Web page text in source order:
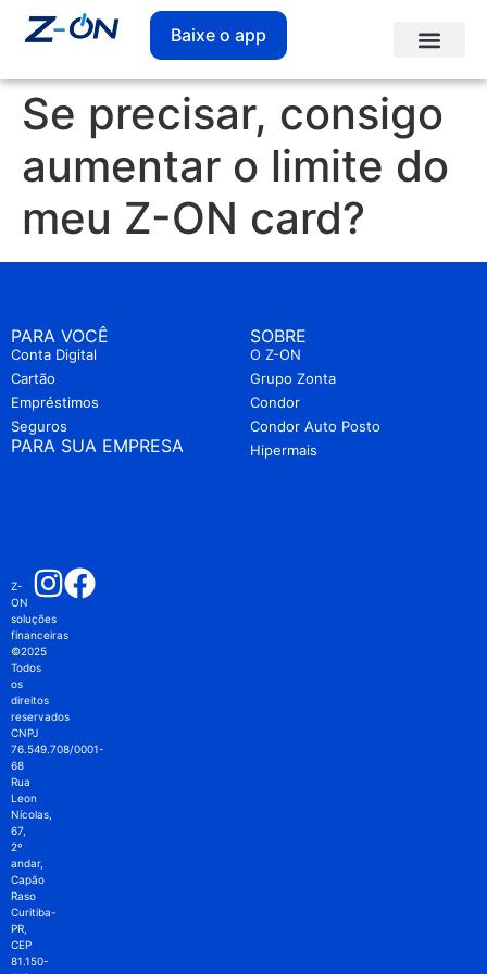
Baixe o app
Se precisar, consigo
aumentar o limite do
meu Z-ON card?
PARA VOCÊ
Conta Digital
Cartão
Empréstimos
Seguros
PARA SUA EMPRESA
SOBRE
O Z-ON
Grupo Zonta
Condor
Condor Auto Posto
Hipermais
Z-
ON
soluções
financeiras
©2025
Todos
os
direitos
reservados
CNPJ
76.549.708/0001-
68
Rua
Leon
Nícolas,
67,
2º
andar,
Capão
Raso
Curitiba-
PR,
CEP
81.150-